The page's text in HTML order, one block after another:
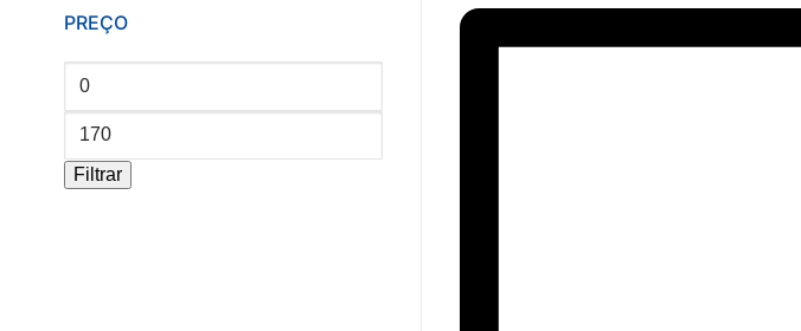
PREÇO
Preço
mínimo
Preço
máximo
Filtrar